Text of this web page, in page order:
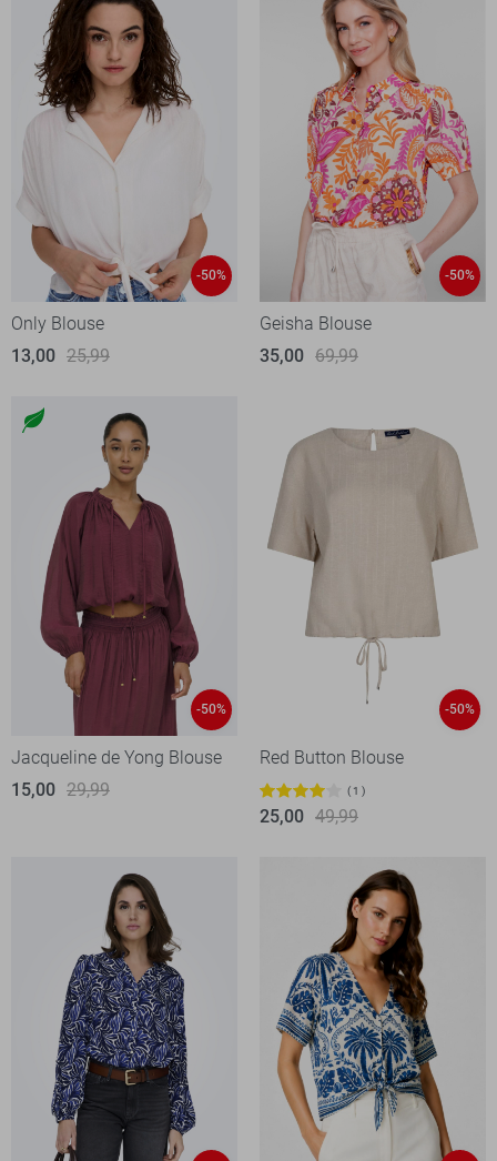
-50%
Only Blouse
13,00 25,99
-50%
Geisha Blouse
35,00 69,99
-50%
Jacqueline de Yong Blouse
15,00 29,99
-50%
Red Button Blouse
1
25,00 49,99